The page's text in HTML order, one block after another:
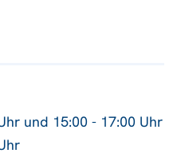
und 15:00 - 17:00 Uhr